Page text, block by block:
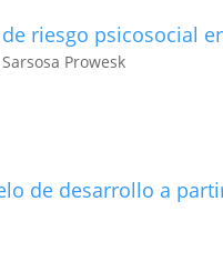
riesgo psicosocial
Prowesk
de desarrollo a